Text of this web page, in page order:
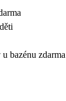
bazénu zdarma